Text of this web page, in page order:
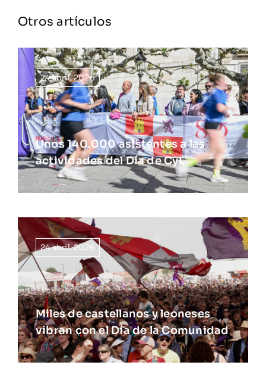
Otros artículos
24 abril, 2026
Unos 140.000 asistentes a las
actividades del Día de CyL
24 abril, 2026
Miles de castellanos y leoneses
vibran con el Día de la Comunidad